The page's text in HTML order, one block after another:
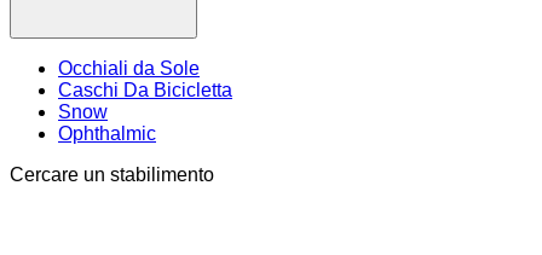
Occhiali da Sole
Caschi Da Bicicletta
Snow
Ophthalmic
Cercare un stabilimento